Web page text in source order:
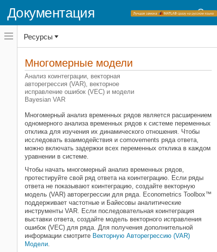
Документация
Переключатель
навигационного
меню
переключатель
навигационного
Econometrics Toolbox
Категория
Начало работы с Econometrics
Предварительная обработка данных
Выбор модели
Модели регрессии временных рядов
Условные средние модели
Многомерные модели
Анализ коинтеграции
Векторные модели авторегрессии
Векторные модели исправления
ошибок
Байесовы векторные модели
авторегрессии
Ресурсы
Многомерные модели
Анализ коинтеграции, векторная
авторегрессия (VAR), векторное
исправление ошибок (VEC) и модели
Bayesian VAR
Многомерный анализ временных рядов является расширением
одномерного анализа временных рядов к системе переменных
отклика для изучения их динамического отношения. Чтобы
исследовать взаимодействия и comovements ряда ответа,
можно включать задержки всех переменных отклика в каждом
уравнении в системе.
Чтобы начать многомерный анализ временных рядов,
протестируйте свой ряд ответа на коинтеграцию. Если ряды
ответа не показывают коинтеграцию, создайте векторную
модель (VAR) авторегрессии для ряда. Econometrics Toolbox™
поддерживает частотные и Байесовы аналитические
инструменты VAR. Если последовательная коинтеграция
выставки ответа, создайте модель векторного исправления
ошибок (VEC) для ряда. Для получения дополнительной
информации смотрите Векторную Авторегрессию (VAR)
Модели.